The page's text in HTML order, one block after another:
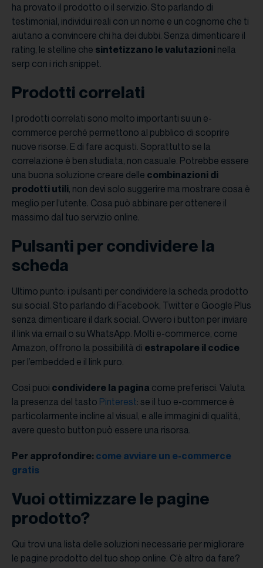
ha provato il prodotto o il servizio. Sto parlando di
testimonial, individui reali con un nome e un cognome che ti
aiutano a convincere chi ha dei dubbi. Senza dimenticare il
rating, le stelline che sintetizzano le valutazioni nella
serp con i rich snippet.
Prodotti correlati
I prodotti correlati sono molto importanti su un e-
commerce perché permettono al pubblico di scoprire
nuove risorse. E di fare acquisti. Soprattutto se la
correlazione è ben studiata, non casuale. Potrebbe essere
una buona soluzione creare delle combinazioni di
prodotti utili, non devi solo suggerire ma mostrare cosa è
meglio per l’utente. Cosa può abbinare per ottenere il
massimo dal tuo servizio online.
Pulsanti per condividere la
scheda
Ultimo punto: i pulsanti per condividere la scheda prodotto
sui social. Sto parlando di Facebook, Twitter e Google Plus
senza dimenticare il dark social. Ovvero i button per inviare
il link via email o su WhatsApp. Molti e-commerce, come
Amazon, offrono la possibilità di estrapolare il codice
per l’embedded e il link puro.
Così puoi condividere la pagina come preferisci. Valuta
la presenza del tasto Pinterest: se il tuo e-commerce è
particolarmente incline al visual, e alle immagini di qualità,
avere questo button può essere una risorsa.
Per approfondire: come avviare un e-commerce
gratis
Vuoi ottimizzare le pagine
prodotto?
Qui trovi una lista delle soluzioni necessarie per migliorare
le pagine prodotto del tuo shop online. C’è altro da fare?